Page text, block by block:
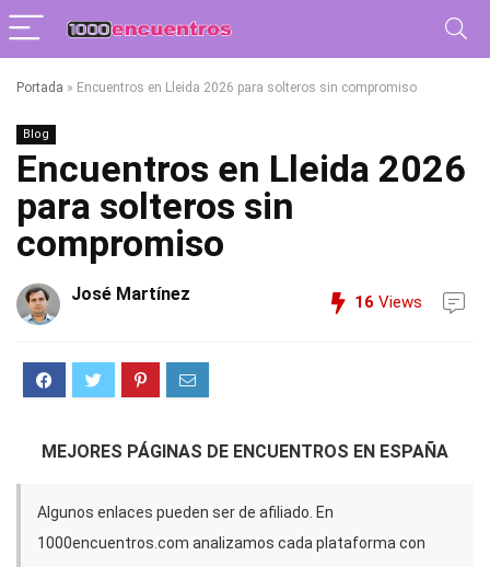
Portada » Encuentros en Lleida 2026 para solteros sin compromiso
Blog
Encuentros en Lleida 2026
para solteros sin
compromiso
José Martínez 16 Views
MEJORES PÁGINAS DE ENCUENTROS EN ESPAÑA
Algunos enlaces pueden ser de afiliado. En
1000encuentros.com analizamos cada plataforma con